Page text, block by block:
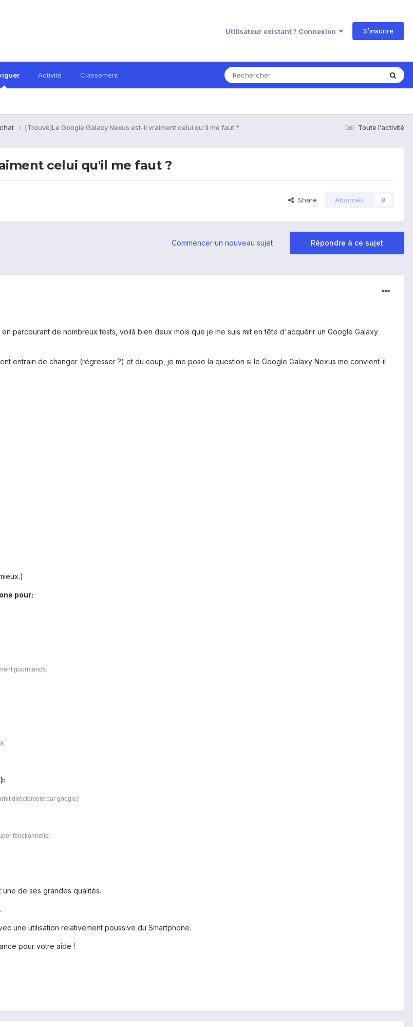
Utilisateur existant ? Connexion S’inscrire
Activité Classement
Toute l’activité
[Trouvé]Le Google Galaxy Nexus est-il vraiment celui qu'il me faut ?
celui qu'il me faut ?
Share Abonnés 0
Répondre à ce sujet
Commencer un nouveau sujet
parcourant de nombreux tests, voilà bien deux mois que je me suis mit en tête d'acquérir un Google Galaxy
entrain de changer (régresser ?) et du coup, je me pose la question si le Google Galaxy Nexus me convient-il
pour:
gourmands.
directement par google)
fonctionnelle.
de ses grandes qualités.
une utilisation relativement poussive du Smartphone.
pour votre aide !